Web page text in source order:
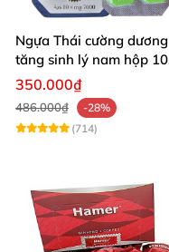
Ngựa Thái cường dương
tăng sinh lý nam hộp 10
viên cao cấp chuẩn Thái
350.000₫
486.000₫
-28%
(714)